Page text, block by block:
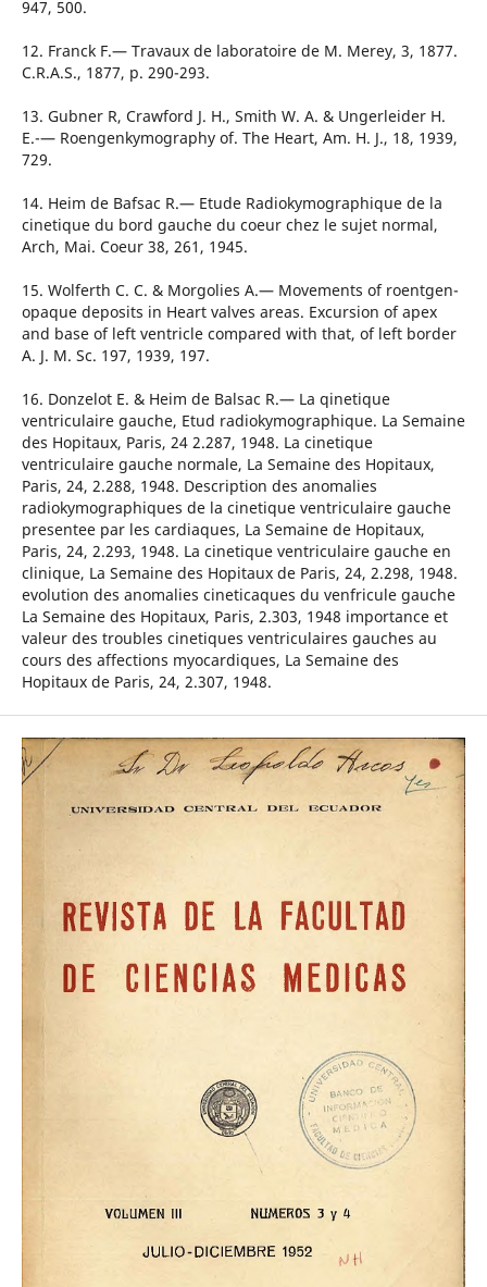
947, 500.
12. Franck F.— Travaux de laboratoire de M. Merey, 3, 1877.
C.R.A.S., 1877, p. 290-293.
13. Gubner R, Crawford J. H., Smith W. A. & Ungerleider H.
E.-— Roengenkymography of. The Heart, Am. H. J., 18, 1939,
729.
14. Heim de Bafsac R.— Etude Radiokymographique de la
cinetique du bord gauche du coeur chez le sujet normal,
Arch, Mai. Coeur 38, 261, 1945.
15. Wolferth C. C. & Morgolies A.— Movements of roentgen-
opaque deposits in Heart valves areas. Excursion of apex
and base of left ventricle compared with that, of left border
A. J. M. Sc. 197, 1939, 197.
16. Donzelot E. & Heim de Balsac R.— La qinetique
ventriculaire gauche, Etud radiokymographique. La Semaine
des Hopitaux, Paris, 24 2.287, 1948. La cinetique
ventriculaire gauche normale, La Semaine des Hopitaux,
Paris, 24, 2.288, 1948. Description des anomalies
radiokymographiques de la cinetique ventriculaire gauche
presentee par les cardiaques, La Semaine de Hopitaux,
Paris, 24, 2.293, 1948. La cinetique ventriculaire gauche en
clinique, La Semaine des Hopitaux de Paris, 24, 2.298, 1948.
evolution des anomalies cineticaques du venfricule gauche
La Semaine des Hopitaux, Paris, 2.303, 1948 importance et
valeur des troubles cinetiques ventriculaires gauches au
cours des affections myocardiques, La Semaine des
Hopitaux de Paris, 24, 2.307, 1948.